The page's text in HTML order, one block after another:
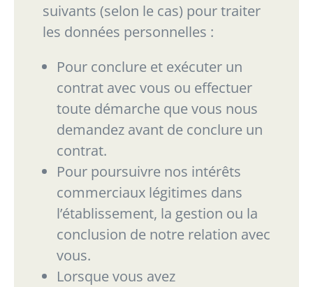
suivants (selon le cas) pour traiter
les données personnelles :
Pour conclure et exécuter un
contrat avec vous ou effectuer
toute démarche que vous nous
demandez avant de conclure un
contrat.
Pour poursuivre nos intérêts
commerciaux légitimes dans
l’établissement, la gestion ou la
conclusion de notre relation avec
vous.
Lorsquevous avez